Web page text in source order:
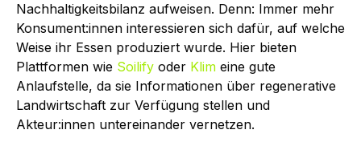
Nachhaltigkeitsbilanz aufweisen. Denn: Immer mehr
Konsument:innen interessieren sich dafür, auf welche
Weise ihr Essen produziert wurde. Hier bieten
Plattformen wie Soilify oder Klim eine gute
Anlaufstelle, da sie Informationen über regenerative
Landwirtschaft zur Verfügung stellen und
Akteur:innen untereinander vernetzen.